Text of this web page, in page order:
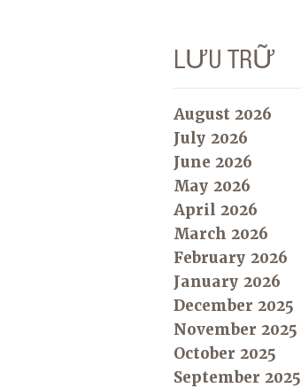
LƯU TRỮ
August 2026
July 2026
June 2026
May 2026
April 2026
March 2026
February 2026
January 2026
December 2025
November 2025
October 2025
September 2025